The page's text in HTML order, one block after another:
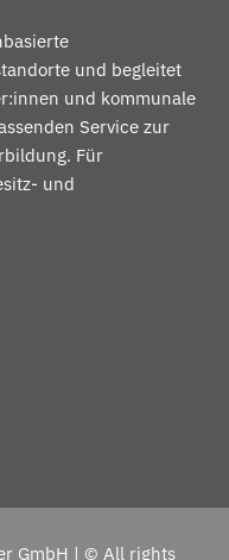
und begleitet
und kommunale
Service zur
Für
und
GmbH | © All rights